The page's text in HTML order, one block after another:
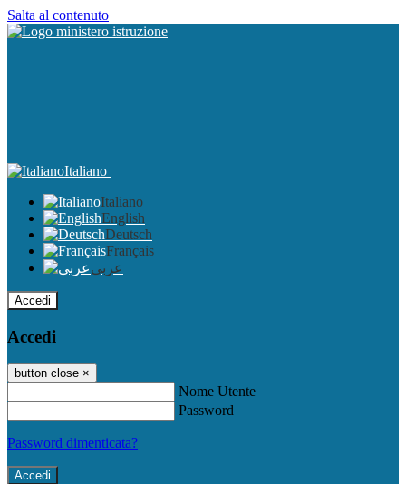
Salta al contenuto
Italiano
Italiano
English
Deutsch
Français
عربى
Accedi
Accedi
button close ×
Nome Utente
Password
Password dimenticata?